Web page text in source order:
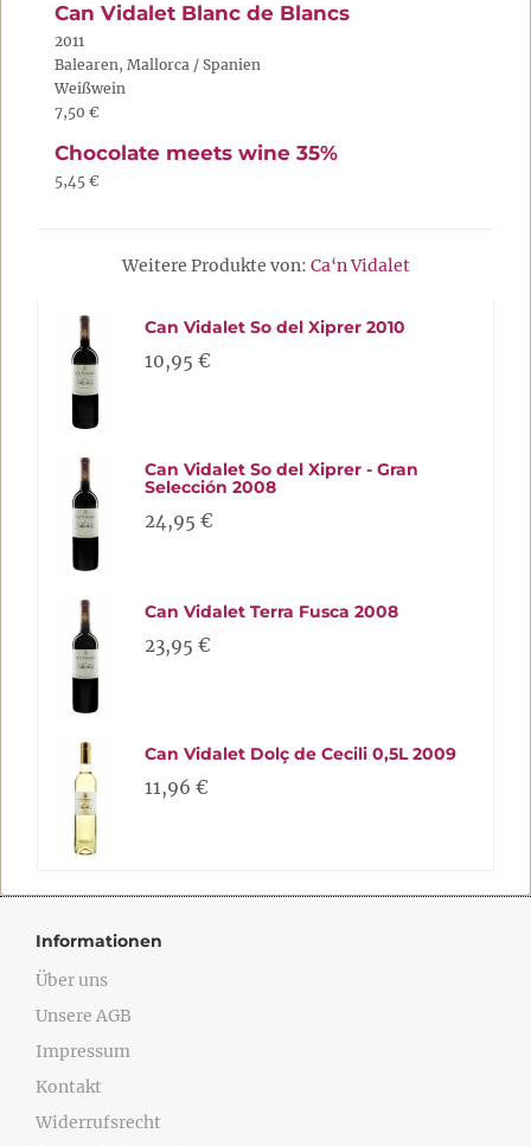
Can Vidalet Blanc de Blancs
2011
Balearen, Mallorca / Spanien
Weißwein
7,50 €
Chocolate meets wine 35%
5,45 €
Weitere Produkte von: Ca‘n Vidalet
Can Vidalet So del Xiprer 2010
10,95 €
Can Vidalet So del Xiprer - Gran
Selección 2008
24,95 €
Can Vidalet Terra Fusca 2008
23,95 €
Can Vidalet Dolç de Cecili 0,5L 2009
11,96 €
Informationen
Über uns
Unsere AGB
Impressum
Kontakt
Widerrufsrecht